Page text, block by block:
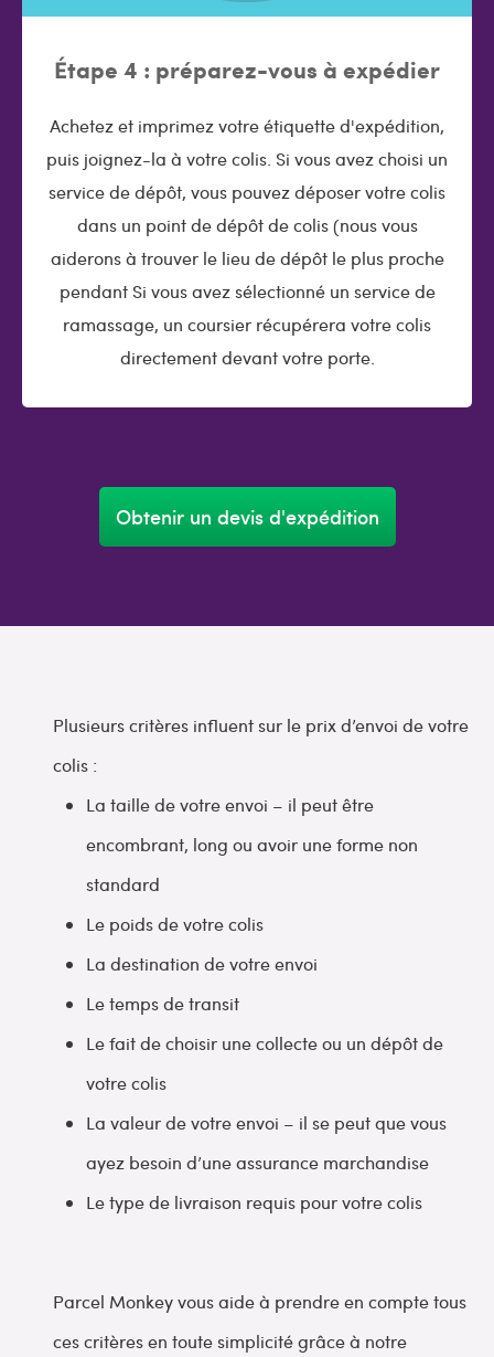
Étape 4 : préparez-vous à expédier
Achetez et imprimez votre étiquette d'expédition,
puis joignez-la à votre colis. Si vous avez choisi un
service de dépôt, vous pouvez déposer votre colis
dans un point de dépôt de colis (nous vous
aiderons à trouver le lieu de dépôt le plus proche
pendant Si vous avez sélectionné un service de
ramassage, un coursier récupérera votre colis
directement devant votre porte.
Obtenir un devis d'expédition
Plusieurs critères influent sur le prix d’envoi de votre
colis :
La taille de votre envoi – il peut être
encombrant, long ou avoir une forme non
standard
Le poids de votre colis
La destination de votre envoi
Le temps de transit
Le fait de choisir une collecte ou un dépôt de
votre colis
La valeur de votre envoi – il se peut que vous
ayez besoin d’une assurance marchandise
Le type de livraison requis pour votre colis
Parcel Monkey vous aide à prendre en compte tous
ces critères en toute simplicité grâce à notre